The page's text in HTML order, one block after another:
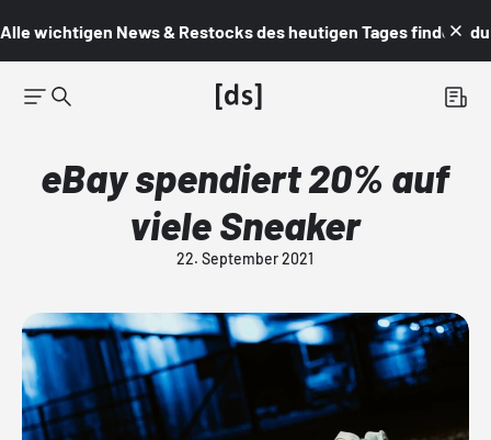
Alle wichtigen News & Restocks des heutigen Tages findest du
eBay spendiert 20% auf
viele Sneaker
22. September 2021